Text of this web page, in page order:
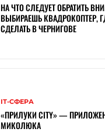
НА ЧТО СЛЕДУЕТ ОБРАТИТЬ
ВЫБИРАЕШЬ КВАДРОКОПТЕР,
СДЕЛАТЬ В ЧЕРНИГОВЕ
ІТ-СФЕРА
«ПРИЛУКИ CITY» —
МИКОЛЮКА